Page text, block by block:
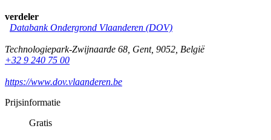
verdeler
Databank Ondergrond Vlaanderen (DOV)
Technologiepark-Zwijnaarde 68, Gent, 9052, België
+32 9 240 75 00
https://www.dov.vlaanderen.be
Prijsinformatie
Gratis